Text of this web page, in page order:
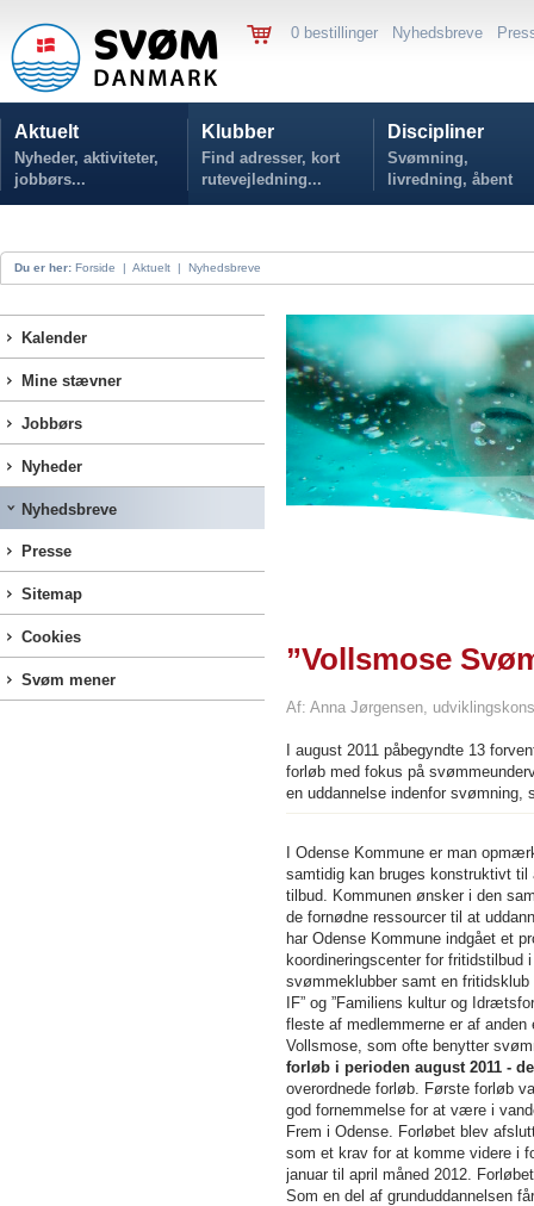
0 bestillinger Nyhedsbreve
Aktuelt
Nyheder, aktiviteter,
jobbørs...
Klubber
Find adresser, kort
rutevejledning...
Discipliner
Svømning,
livredning, åbent
vand...
Du er her: Forside | Aktuelt | Nyhedsbreve
Kalender
Mine stævner
Jobbørs
Nyheder
Nyhedsbreve
Presse
Sitemap
Cookies
Svøm mener
”Vollsmose
Af: Anna Jørgensen,
I august 2011 påbegyndte 13
forløb med fokus på
en uddannelse indenfor svømning,
I Odense Kommune er man
samtidig kan bruges konstruktivt
tilbud. Kommunen ønsker i den
de fornødne ressourcer til at
har Odense Kommune indgået et
koordineringscenter for
svømmeklubber samt en fritidsklub
IF” og ”Familiens kultur og
fleste af medlemmerne er af
Vollsmose, som ofte benytter
forløb i perioden august 2011 -
overordnede forløb. Første forløb
god fornemmelse for at være i
Frem i Odense. Forløbet blev
som et krav for at komme videre i
januar til april måned 2012.
Som en del af grunduddannelsen